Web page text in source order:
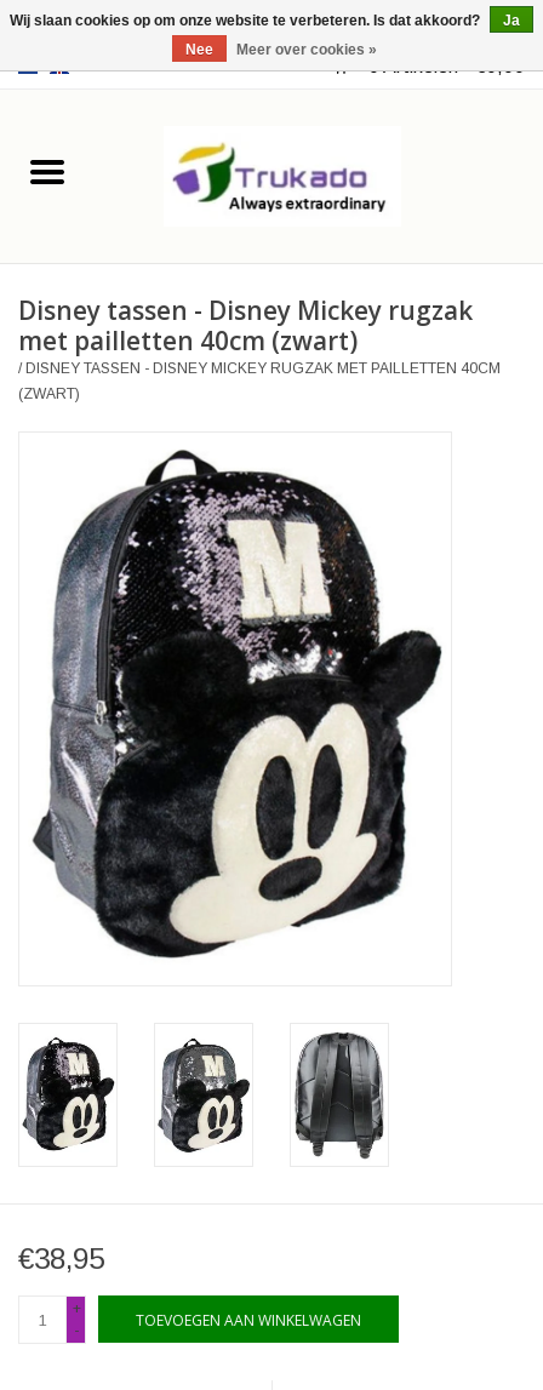
USD 0 Artikelen - €0,00
Leer
Merchandise
Retro Vintage
Veronese Design
Giftware & Lifestyle &
Collectables
Bezoek ons
Nieuw
Aanbiedingen
Disney tassen - Disney Mickey rugzak
met pailletten 40cm (zwart)
/DISNEY TASSEN - DISNEY MICKEY RUGZAK MET PAILLETTEN 40CM
(ZWART)
€38,95
+
-
TOEVOEGEN AAN WINKELWAGEN
Wij slaan cookies op om onze website te verbeteren. Is dat akkoord?
Ja
Nee
Meer over cookies »